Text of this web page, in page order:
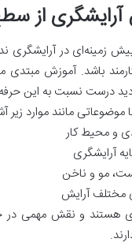
از
‌زمینه‌ای در آرایشگری
باشد. آموزش مبتدی
دید درست نسبت به این
موضوعاتی مانند موارد زیر
و محیط کار
آرایشگری
مو و ناخن
آرایش
هستند و نقش مهمی در